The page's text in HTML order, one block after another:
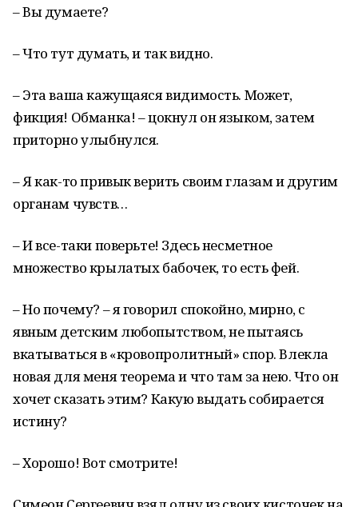
– Вы думаете?
– Что тут думать, и так видно.
– Эта ваша кажущаяся видимость. Может,
фикция! Обманка! – цокнул он языком, затем
приторно улыбнулся.
– Я как-то привык верить своим глазам и другим
органам чувств…
– И все-таки поверьте! Здесь несметное
множество крылатых бабочек, то есть фей.
– Но почему? – я говорил спокойно, мирно, с
явным детским любопытством, не пытаясь
вкатываться в «кровопролитный» спор. Влекла
новая для меня теорема и что там за нею. Что он
хочет сказать этим? Какую выдать собирается
истину?
– Хорошо! Вот смотрите!